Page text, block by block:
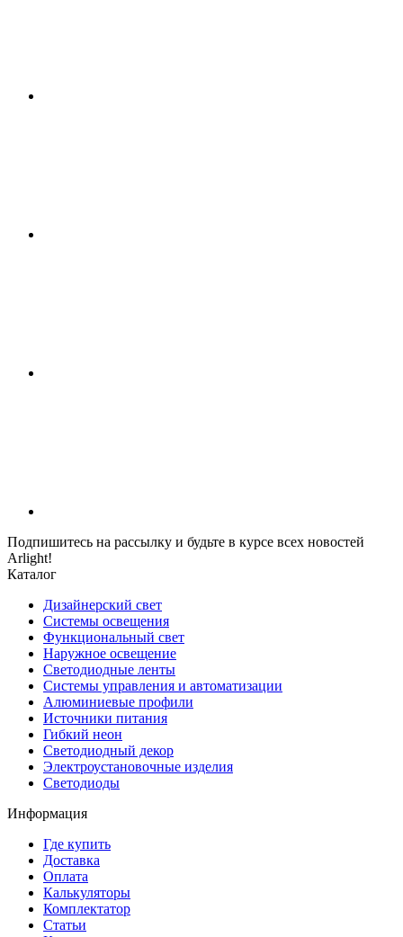
Подпишитесь на рассылку и будьте в курсе всех новостей
Arlight!
Каталог
Дизайнерский свет
Системы освещения
Функциональный свет
Наружное освещение
Светодиодные ленты
Системы управления и автоматизации
Алюминиевые профили
Источники питания
Гибкий неон
Светодиодный декор
Электроустановочные изделия
Светодиоды
Информация
Где купить
Доставка
Оплата
Калькуляторы
Комплектатор
Статьи